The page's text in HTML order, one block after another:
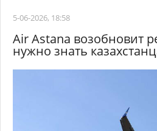
5-06-2026, 18:58
Air Astana возобновит
нужно знать